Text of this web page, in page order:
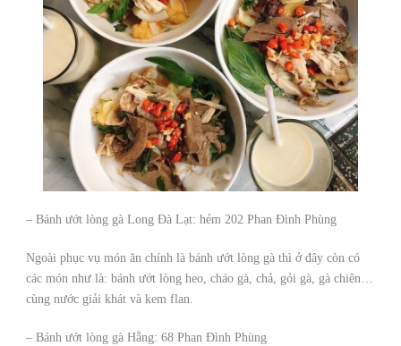
– Bánh ướt lòng gà Long Đà Lạt: hẻm 202 Phan Đình Phùng
Ngoài phục vụ món ăn chính là bánh ướt lòng gà thì ở đây còn có
các món như là: bánh ướt lòng heo, cháo gà, chả, gỏi gà, gà chiên…
cùng nước giải khát và kem flan.
– Bánh ướt lòng gà Hằng: 68 Phan Đình Phùng